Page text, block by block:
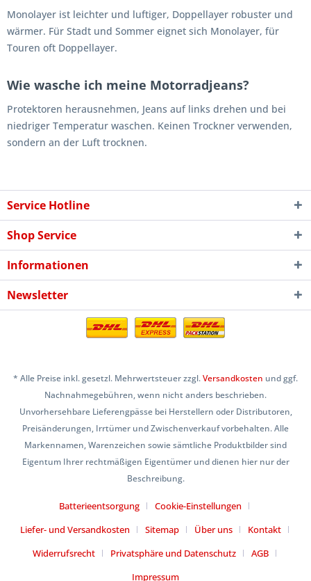
Monolayer ist leichter und luftiger, Doppellayer robuster und
wärmer. Für Stadt und Sommer eignet sich Monolayer, für
Touren oft Doppellayer.
Wie wasche ich meine Motorradjeans?
Protektoren herausnehmen, Jeans auf links drehen und bei
niedriger Temperatur waschen. Keinen Trockner verwenden,
sondern an der Luft trocknen.
Service Hotline
Shop Service
Informationen
Newsletter
* Alle Preise inkl. gesetzl. Mehrwertsteuer zzgl.Versandkosten und ggf.
Nachnahmegebühren, wenn nicht anders beschrieben.
Unvorhersehbare Lieferengpässe bei Herstellern oder Distributoren,
Preisänderungen, Irrtümer und Zwischenverkauf vorbehalten. Alle
Markennamen, Warenzeichen sowie sämtliche Produktbilder sind
Eigentum Ihrer rechtmäßigen Eigentümer und dienen hier nur der
Beschreibung.
Batterieentsorgung
Cookie-Einstellungen
Liefer- und Versandkosten
Sitemap Über uns
Kontakt
Widerrufsrecht
Privatsphäre und Datenschutz
AGB
Impressum